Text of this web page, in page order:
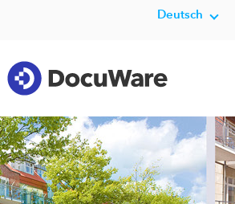
Deutsch